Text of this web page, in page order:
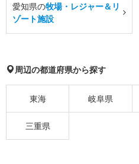
愛知県の牧場・レジャー＆リ
ゾート施設
周辺の都道府県から探す
東海 岐阜県
三重県